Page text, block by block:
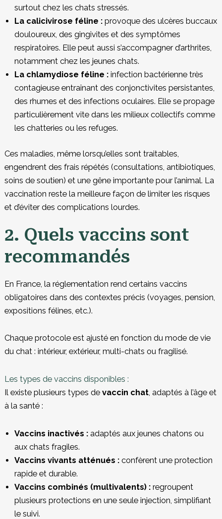
surtout chez les chats stressés.
La calicivirose féline :provoque des ulcères buccaux
douloureux, des gingivites et des symptômes
respiratoires. Elle peut aussi s’accompagner d’arthrites,
notamment chez les jeunes chats.
La chlamydiose féline :infection bactérienne très
contagieuse entraînant des conjonctivites persistantes,
des rhumes et des infections oculaires. Elle se propage
particulièrement vite dans les milieux collectifs comme
les chatteries ou les refuges.
Ces maladies, même lorsqu’elles sont traitables,
engendrent des frais répétés (consultations, antibiotiques,
soins de soutien) et une gêne importante pour l’animal. La
vaccination reste la meilleure façon de limiter les risques
et d’éviter des complications lourdes.
2. Quels vaccins sont
recommandés
En France, la réglementation rend certains vaccins
obligatoires dans des contextes précis (voyages, pension,
expositions félines, etc.).
Chaque protocole est ajusté en fonction du mode de vie
du chat : intérieur, extérieur, multi-chats ou fragilisé.
Les types de vaccins disponibles :
Il existe plusieurs types de vaccin chat, adaptés à l’âge et
à la santé :
Vaccins inactivés :adaptés aux jeunes chatons ou
aux chats fragiles.
Vaccins vivants atténués :confèrent une protection
rapide et durable.
Vaccins combinés (multivalents) :regroupent
plusieurs protections en une seule injection, simplifiant
le suivi.